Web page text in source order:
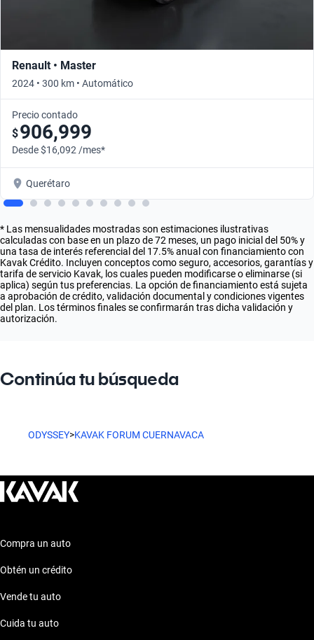
Renault • Master
2024 • 300 km • Automático
Precio contado
$906,999
Desde $16,092 /mes*
Querétaro
* Las mensualidades mostradas son estimaciones ilustrativas
calculadas con base en un plazo de 72 meses, un pago inicial del 50% y
una tasa de interés referencial del 17.5% anual con financiamiento con
Kavak Crédito. Incluyen conceptos como seguro, accesorios, garantías y
tarifa de servicio Kavak, los cuales pueden modificarse o eliminarse (si
aplica) según tus preferencias. La opción de financiamiento está sujeta
a aprobación de crédito, validación documental y condiciones vigentes
del plan. Los términos finales se confirmarán tras dicha validación y
autorización.
Continúa tu búsqueda
ODYSSEY>KAVAK FORUM CUERNAVACA
Compra un auto
Obtén un crédito
Vende tu auto
Cuida tu auto